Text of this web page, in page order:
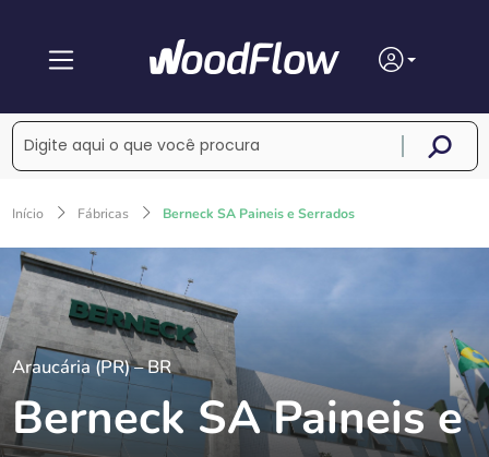
Início Fábricas Berneck SA Paineis e Serrados
Araucária (PR) – BR
Berneck SA Paineis e